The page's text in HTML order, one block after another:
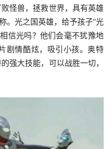
怪兽，拯救世界，具有英雄
。光之国英雄，给予孩子“光
信光吗？他们会毫不犹豫地
剧情酷炫，吸引小孩。奥特
强大技能，可以战胜一切，